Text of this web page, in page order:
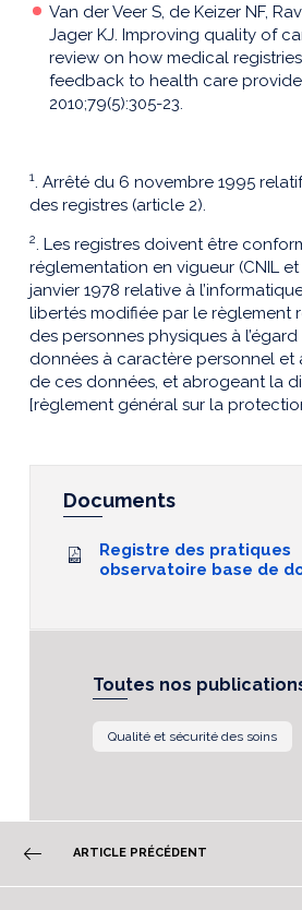
Van der Veer S, de Keizer NF,
Jager KJ. Improving quality of
review on how medical
feedback to health care
2010;79(5):305-23.
1. Arrêté du 6 novembre 1995
des registres (article 2).
2. Les registres doivent être
réglementation en vigueur (CNIL et
janvier 1978 relative à
libertés modifiée par le règlement
des personnes physiques à
données à caractère personnel et
de ces données, et abrogeant la
[règlement général sur la
Documents
Registre des pratiques
observatoire base de
Toutes nos
Qualité et sécurité des soins
ARTICLE PRÉCÉDENT